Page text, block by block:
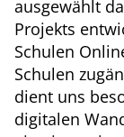
ausgewählt
Projekts
Schulen
Schulen
dient uns
digitalen